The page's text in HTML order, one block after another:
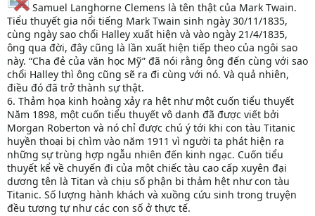
Samuel Langhorne Clemens là tên thật của Mark Twain.
Tiểu thuyết gia nổi tiếng Mark Twain sinh ngày 30/11/1835,
cùng ngày sao chổi Halley xuất hiện và vào ngày 21/4/1835,
ông qua đời, đây cũng là lần xuất hiện tiếp theo của ngôi sao
này. “Cha đẻ của văn học Mỹ” đã nói rằng ông đến cùng với sao
chổi Halley thì ông cũng sẽ ra đi cùng với nó. Và quả nhiên,
điều đó đã trở thành sự thật.
6. Thảm họa kinh hoàng xảy ra hệt như một cuốn tiểu thuyết
Năm 1898, một cuốn tiểu thuyết vô danh đã được viết bởi
Morgan Roberton và nó chỉ được chú ý tới khi con tàu Titanic
huyền thoại bị chìm vào năm 1911 vì người ta phát hiện ra
những sự trùng hợp ngẫu nhiên đến kinh ngạc. Cuốn tiểu
thuyết kể về chuyến đi của một chiếc tàu cao cấp xuyên đại
dương tên là Titan và chịu số phận bi thảm hệt như con tàu
Titanic. Số lượng hành khách và xuồng cứu sinh trong truyện
đều tương tự như các con số ở thực tế.